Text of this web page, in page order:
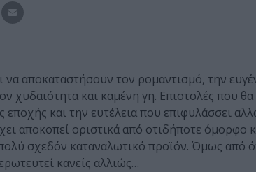
να αποκαταστήσουν τον ρομαντισμό, την
χυδαιότητα και καμένη γη. Επιστολές που
και την ευτέλεια που επιφυλάσσει
αποκοπεί οριστικά από οτιδήποτε όμορφο
σχεδόν καταναλωτικό προϊόν. Όμως από
κανείς αλλιώς…